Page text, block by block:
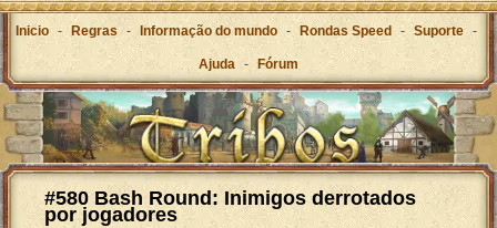
Inicio - Regras - Informação do mundo - Rondas Speed - Suporte -
Ajuda - Fórum
#580 Bash Round: Inimigos derrotados
por jogadores